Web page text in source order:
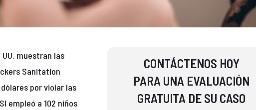
muestran las
Sanitation
por violar las
empleó a 102 niños
CONTÁCTENOS HOY
PARA UNA EVALUACIÓN
GRATUITA DE SU CASO